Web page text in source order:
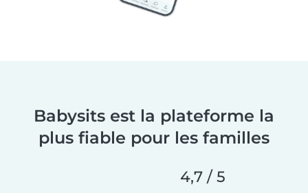
Babysits est la plateforme la
plus fiable pour les familles
4,7 / 5